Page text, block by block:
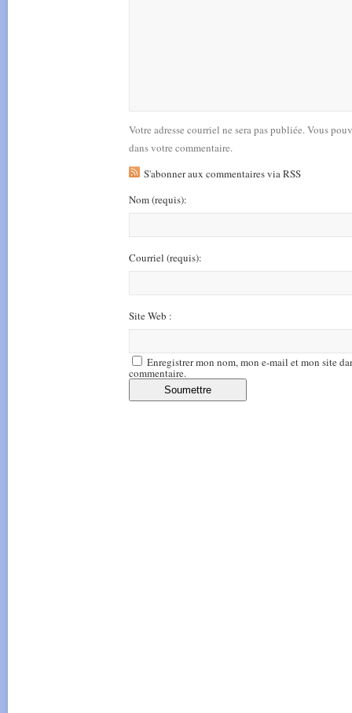
Votre adresse courriel ne sera pas publiée. Vous
dans votre commentaire.
S'abonner aux commentaires via RSS
Nom(requis):
Courriel (requis):
Site Web :
Enregistrer mon nom, mon e-mail et mon site
commentaire.